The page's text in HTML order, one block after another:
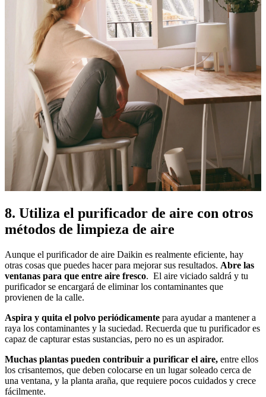
8. Utiliza el purificador de aire con otros
métodos de limpieza de aire
Aunque el purificador de aire Daikin es realmente eficiente, hay
otras cosas que puedes hacer para mejorar sus resultados. Abre las
ventanas para que entre aire fresco. El aire viciado saldrá y tu
purificador se encargará de eliminar los contaminantes que
provienen de la calle.
Aspira y quita el polvo periódicamente para ayudar a mantener a
raya los contaminantes y la suciedad. Recuerda que tu purificador es
capaz de capturar estas sustancias, pero no es un aspirador.
Muchas plantas pueden contribuir a purificar el aire, entre ellos
los crisantemos, que deben colocarse en un lugar soleado cerca de
una ventana, y la planta araña, que requiere pocos cuidados y crece
fácilmente.